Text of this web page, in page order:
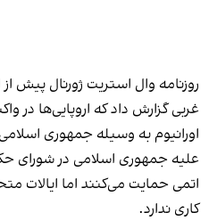
روزنامه وال استریت ژورنال پیش
اورانیوم به وسیله جمهوری
علیه جمهوری اسلامی در شورای
اتمی حمایت می‌کنند اما ایالات
کاری ندارد.